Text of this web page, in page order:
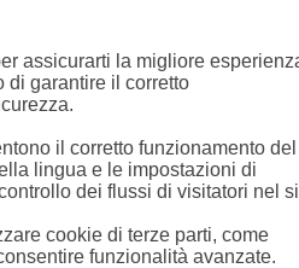
assicurarti la migliore
di garantire il corretto
il corretto funzionamento del
lingua e le impostazioni di
dei flussi di visitatori nel
cookie di terze parti, come
funzionalità avanzate.